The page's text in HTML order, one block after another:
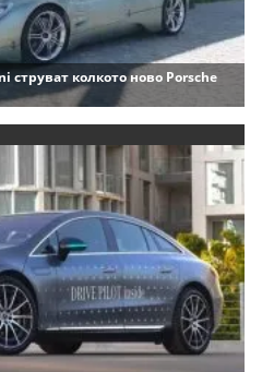
струват колкото ново Porsche